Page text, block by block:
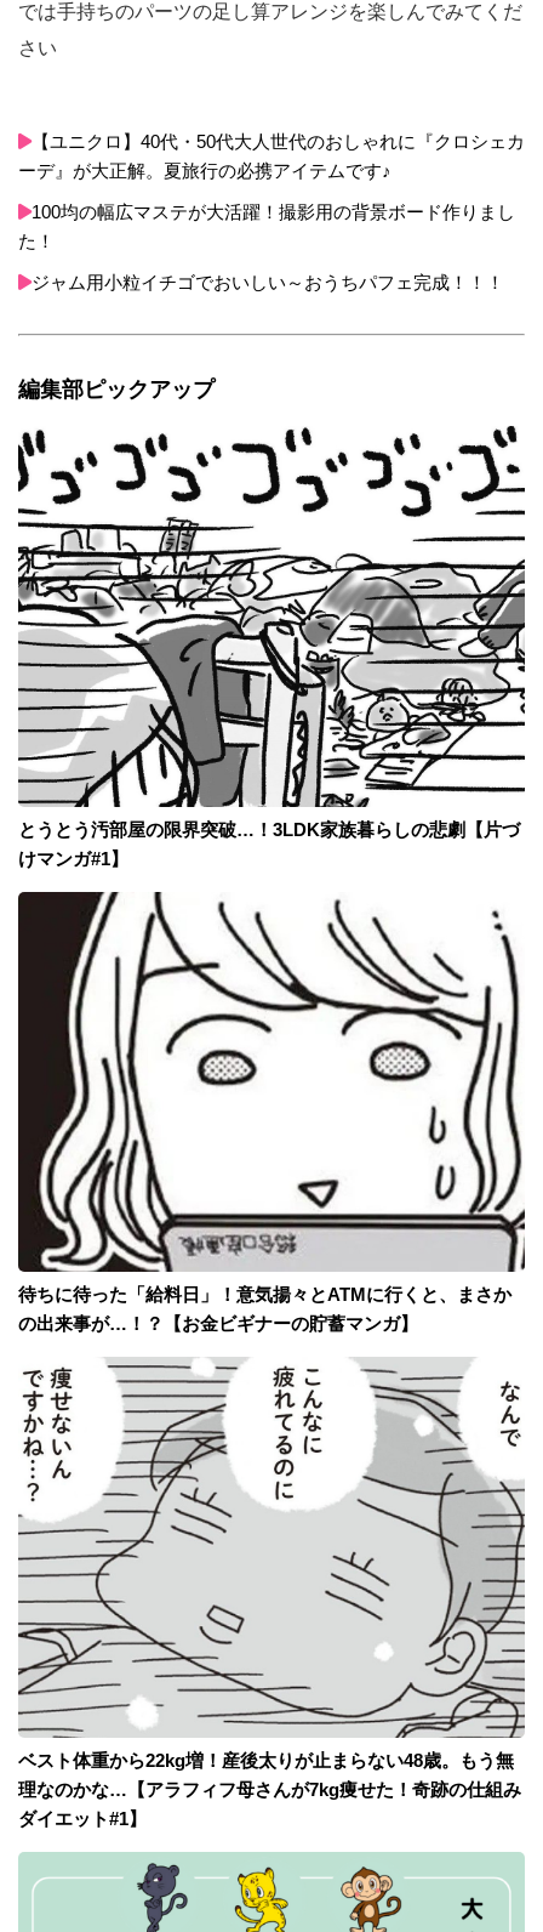
では手持ちのパーツの足し算アレンジを楽しんでみてくだ
さい
【ユニクロ】40代・50代大人世代のおしゃれに『クロシェカ
ーデ』が大正解。夏旅行の必携アイテムです♪
100均の幅広マステが大活躍！撮影用の背景ボード作りまし
た！
ジャム用小粒イチゴでおいしい～おうちパフェ完成！！！
編集部ピックアップ
とうとう汚部屋の限界突破…！3LDK家族暮らしの悲劇【片づ
けマンガ#1】
待ちに待った「給料日」！意気揚々とATMに行くと、まさか
の出来事が…！？【お金ビギナーの貯蓄マンガ】
ベスト体重から22kg増！産後太りが止まらない48歳。もう無
理なのかな…【アラフィフ母さんが7kg痩せた！奇跡の仕組み
ダイエット#1】